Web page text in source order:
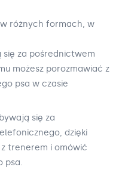
różnych formach, w
za pośrednictwem
możesz porozmawiać z
psa w czasie
się za
dzięki
trenerem i omówić
psa.